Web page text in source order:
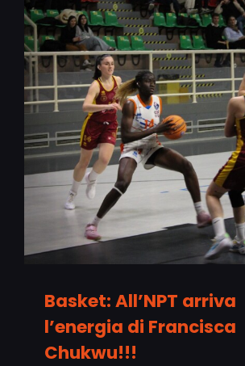
Basket: All’NPT arriva
l’energia di Francisca
Chukwu!!!